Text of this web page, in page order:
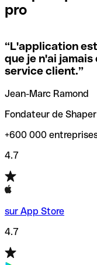
locales.
Si vous n'êtes pas
utiliser, nous avons
codes SWIFT par
vérification/
trouver et vérifier
transferts d’argent.
pro
“L'application
que je n'ai
service client.”
Jean-Marc Ramond
Fondateur de Shaper
+600 000
4.7
sur App Store
4.7